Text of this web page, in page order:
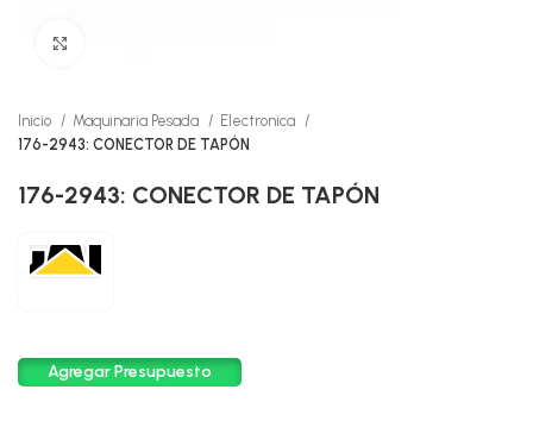
Inicio Maquinaria Pesada
Electronica
176-2943: CONECTOR DE TAPÓN
176-2943: CONECTOR DE TAPÓN
Agregar Presupuesto